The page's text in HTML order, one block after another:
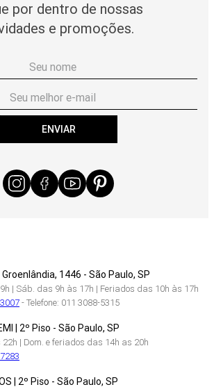
por dentro de nossas
e promoções.
ENVIAR
Groenlândia, 1446 - São Paulo, SP
| Sáb. das 9h às 17h | Feriados das 10h às 17h
- Telefone: 011 3088-5315
| 2º Piso - São Paulo, SP
| Dom. e feriados das 14h as 20h
| 2º Piso - São Paulo, SP